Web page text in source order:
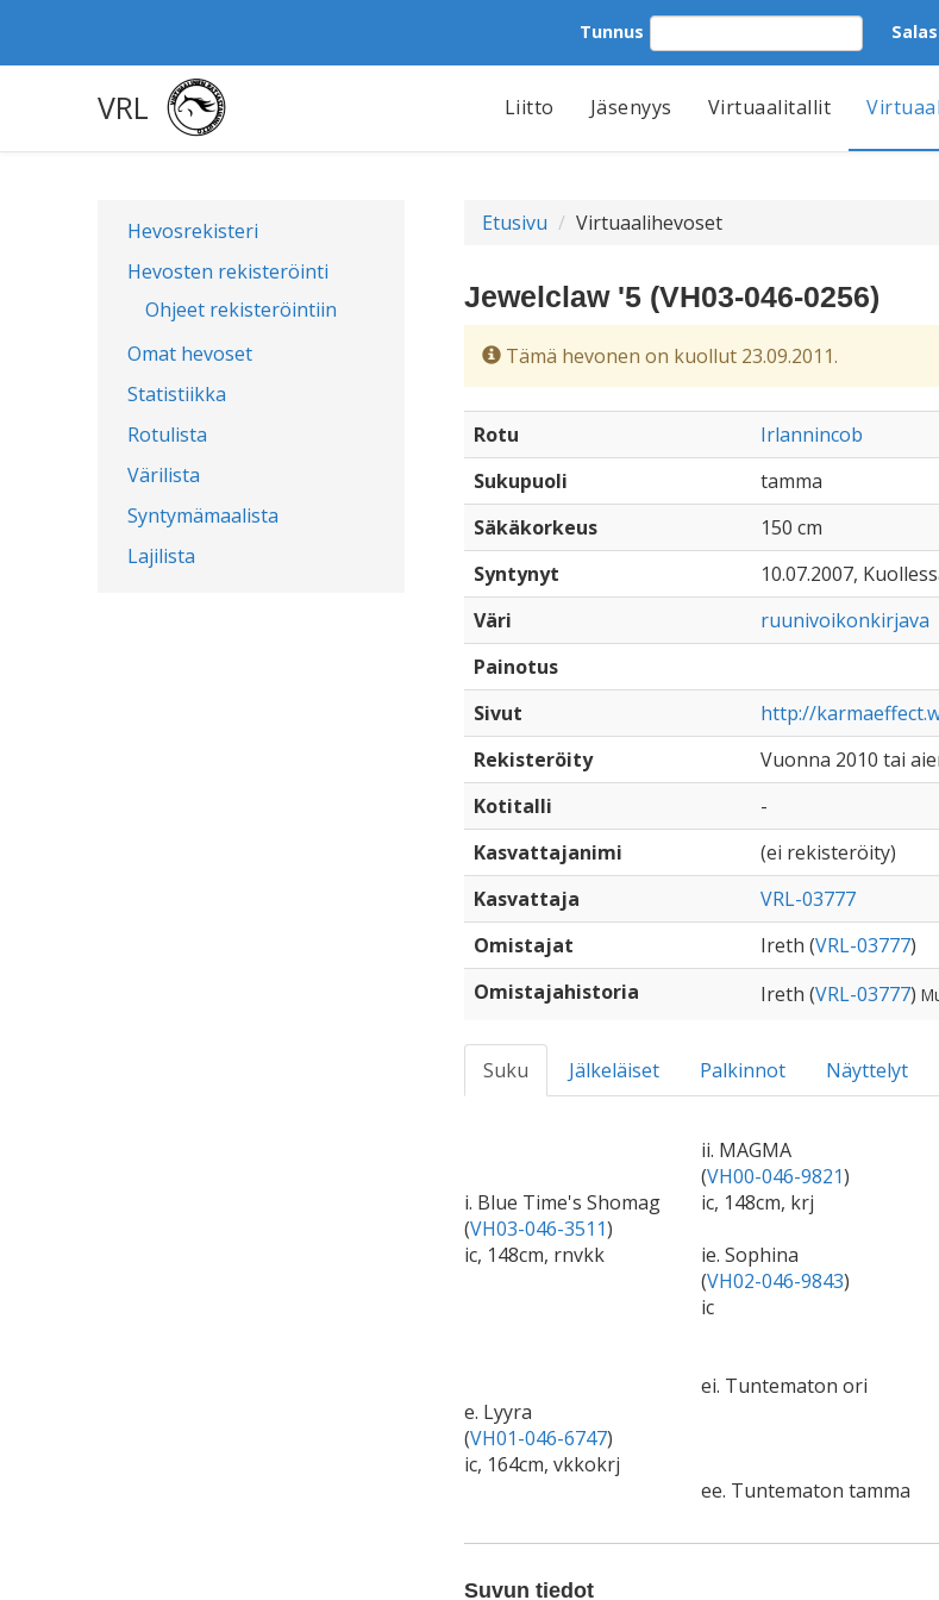
Tunnus
VRL Liitto Jäsenyys Virtuaalitallit
Hevosrekisteri
Hevosten rekisteröinti
Ohjeet rekisteröintiin
Omat hevoset
Statistiikka
Rotulista
Värilista
Syntymämaalista
Lajilista
Etusivu Virtuaalihevoset
Jewelclaw '5 (VH03-046-0256)
Tämä hevonen on kuollut 23.09.2011.
Rotu
Irlannincob
Sukupuoli
tamma
Säkäkorkeus
150 cm
Syntynyt
10.07.2007,
Väri
ruunivoikonkirjava
Painotus
Sivut
http://
Rekisteröity
Vuonna 2010 tai
Kotitalli
-
Kasvattajanimi
(ei rekisteröity)
Kasvattaja
VRL-03777
Omistajat
Ireth (VRL-03777)
Omistajahistoria
Ireth (VRL-03777)
Suku Jälkeläiset Palkinnot Näyttelyt
i. Blue Time's Shomag
(VH03-046-3511)
ic, 148cm, rnvkk
ii. MAGMA
(VH00-046-9821)
ic, 148cm, krj
ie. Sophina
(VH02-046-9843)
ic
e. Lyyra
(VH01-046-6747)
ic, 164cm, vkkokrj
ei. Tuntematon ori
ee. Tuntematon tamma
Suvun tiedot